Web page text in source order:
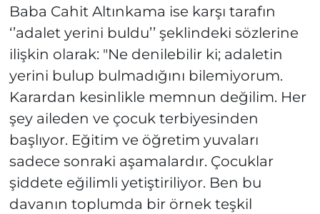
Baba Cahit Altınkama ise karşı tarafın
‘’adalet yerini buldu’’ şeklindeki sözlerine
ilişkin olarak: "Ne denilebilir ki; adaletin
yerini bulup bulmadığını bilemiyorum.
Karardan kesinlikle memnun değilim. Her
şey aileden ve çocuk terbiyesinden
başlıyor. Eğitim ve öğretim yuvaları
sadece sonraki aşamalardır. Çocuklar
şiddete eğilimli yetiştiriliyor. Ben bu
davanın toplumda bir örnek teşkil